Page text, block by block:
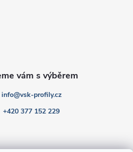
info@vsk-profily.cz
+420 377 152 229